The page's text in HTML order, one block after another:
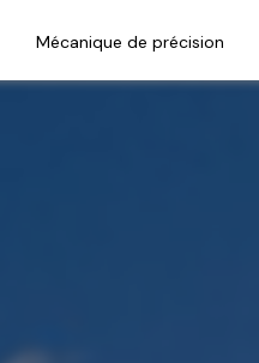
Mécanique de précision